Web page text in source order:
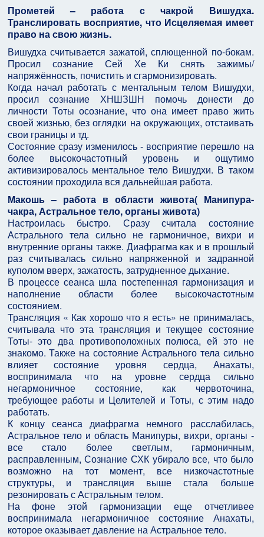
Прометей – работа с чакрой Вишудха.
Транслировать восприятие, что Исцеляемая имеет
право на свою жизнь.
Вишудха считывается зажатой, сплющенной по-бокам.
Просил сознание Сей Хе Ки снять зажимы/
напряжённость, почистить и сгармонизировать.
Когда начал работать с ментальным телом Вишудхи,
просил сознание ХНШЗШН помочь донести до
личности Тоты осознание, что она имеет право жить
своей жизнью, без оглядки на окружающих, отстаивать
свои границы и тд.
Состояние сразу изменилось - восприятие перешло на
более высокочастотный уровень и ощутимо
активизировалось ментальное тело Вишудхи. В таком
состоянии проходила вся дальнейшая работа.
Макошь – работа в области живота( Манипура-
чакра, Астральное тело, органы живота)
Настроилась быстро. Сразу считала состояние
Астрального тела сильно не гармоничное, вихри и
внутренние органы также. Диафрагма как и в прошлый
раз считывалась сильно напряженной и задранной
куполом вверх, зажатость, затрудненное дыхание.
В процессе сеанса шла постепенная гармонизация и
наполнение области более высокочастотным
состоянием.
Трансляция « Как хорошо что я есть» не принималась,
считывала что эта трансляция и текущее состояние
Тоты- это два противоположных полюса, ей это не
знакомо. Также на состояние Астрального тела сильно
влияет состояние уровня сердца, Анахаты,
воспринимала что на уровне сердца сильно
негармоничное состояние, как червоточина,
требующее работы и Целителей и Тоты, с этим надо
работать.
К концу сеанса диафрагма немного расслабилась,
Астральное тело и область Манипуры, вихри, органы -
все стало более светлым, гармоничным,
расправленным, Сознание СХК убирало все, что было
возможно на тот момент, все низкочастотные
структуры, и трансляция выше стала больше
резонировать с Астральным телом.
На фоне этой гармонизации еще отчетливее
воспринимала негармоничное состояние Анахаты,
которое оказывает давление на Астральное тело.